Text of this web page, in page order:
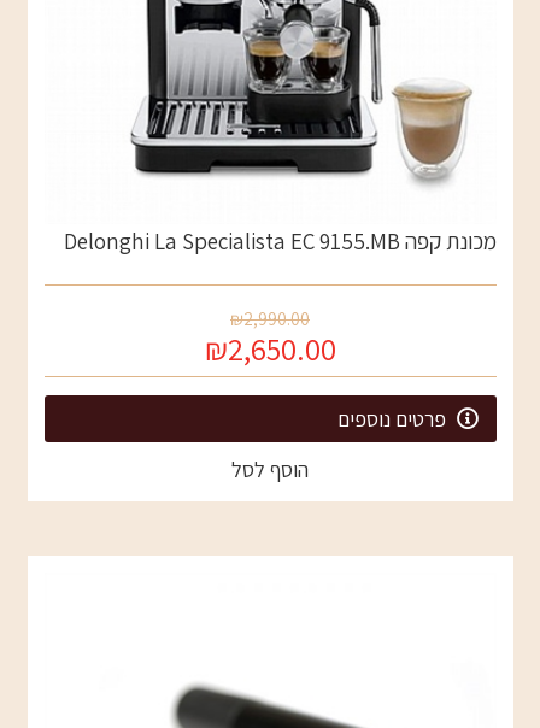
מכונת קפה Delonghi La Specialista EC 9155.MB
₪2,990.00
₪2,650.00
פרטים נוספים
הוסף לסל